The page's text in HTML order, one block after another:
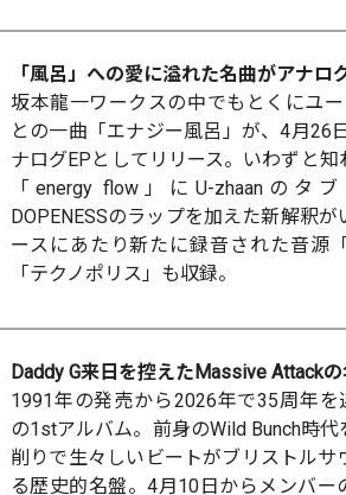
「風呂」への愛に溢れた名曲がアナロ
坂本龍一ワークスの中でもとくにユ
との一曲「エナジー風呂」が、4月26
ナログEPとしてリリース。いわずと
「energy flow」にU-zhaanのタ
DOPENESSのラップを加えた新解釈
ースにあたり新たに録音された音源
「テクノポリス」も収録。
Daddy G来日を控えたMassive Attack
1991年の発売から2026年で35周年を
の1stアルバム。前身のWild Bunch時
削りで生々しいビートがブリストルサ
る歴史的名盤。4月10日からメンバー